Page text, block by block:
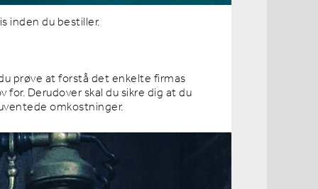
inden du bestiller.
prøve at forstå det enkelte firmas
Derudover skal du sikre dig at du
omkostninger.